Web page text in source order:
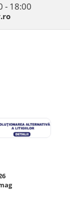
- 18:00